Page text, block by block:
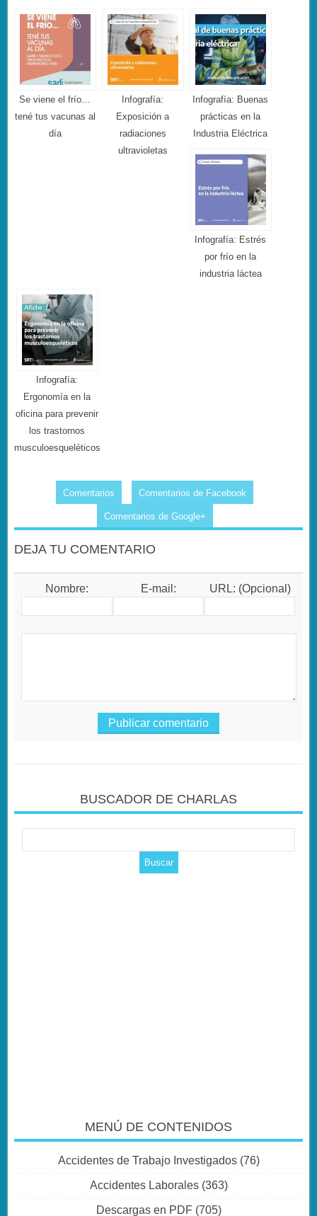
Se viene el frío…
tené tus vacunas al
día
Infografía:
Exposición a
radiaciones
ultravioletas
Infografía: Buenas
prácticas en la
Industria Eléctrica
Infografía: Estrés
por frío en la
industria láctea
Infografía:
Ergonomía en la
oficina para prevenir
los trastornos
musculoesqueléticos
Comentarios Comentarios de Facebook
Comentarios de Google+
DEJA TU COMENTARIO
Nombre: E-mail: URL: (Opcional)
BUSCADOR DE CHARLAS
MENÚ DE CONTENIDOS
Accidentes de Trabajo Investigados(76)
Accidentes Laborales(363)
Descargas en PDF(705)